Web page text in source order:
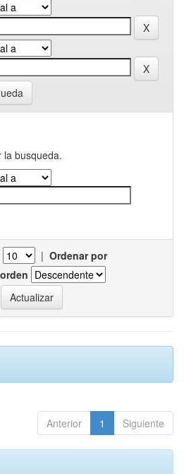
la busqueda.
| Ordenar por
Anterior 1 Siguiente